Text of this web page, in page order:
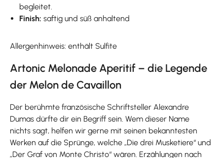
begleitet.
Finish: saftig und süß anhaltend
Allergenhinweis: enthält Sulfite
Artonic Melonade Aperitif – die Legende
der Melon de Cavaillon
Der berühmte französische Schriftsteller Alexandre
Dumas dürfte dir ein Begriff sein. Wem dieser Name
nichts sagt, helfen wir gerne mit seinen bekanntesten
Werken auf die Sprünge, welche „Die drei Musketiere“ und
„Der Graf von Monte Christo“ wären. Erzählungen nach